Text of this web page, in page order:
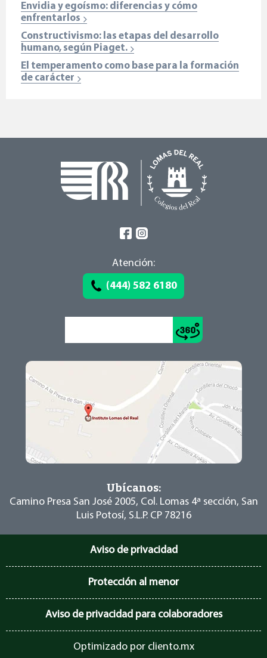
Envidia y egoísmo: diferencias y cómo
enfrentarlos
Constructivismo: las etapas del desarrollo
humano, según Piaget.
El temperamento como base para la formación
de carácter
Atención:
(444) 582 6180
Ubícanos:
Camino Presa San José 2005, Col. Lomas 4ª sección, San
Luis Potosí, S.L.P. CP 78216
Aviso de privacidad
Protección al menor
Aviso de privacidad para colaboradores
Optimizado por cliento.mx